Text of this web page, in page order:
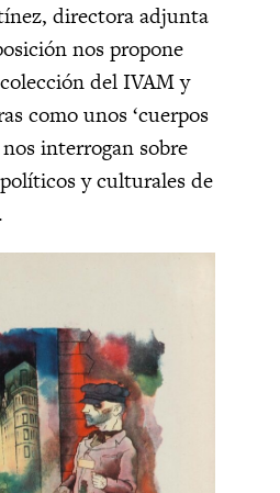
directora adjunta
nos propone
del IVAM y
como unos ‘cuerpos
interrogan sobre
y culturales de